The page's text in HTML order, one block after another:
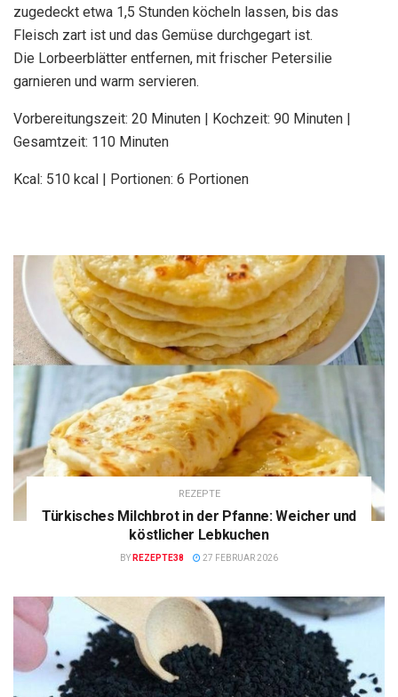
zugedeckt etwa 1,5 Stunden köcheln lassen, bis das
Fleisch zart ist und das Gemüse durchgegart ist.
Die Lorbeerblätter entfernen, mit frischer Petersilie
garnieren und warm servieren.
Vorbereitungszeit: 20 Minuten | Kochzeit: 90 Minuten |
Gesamtzeit: 110 Minuten
Kcal: 510 kcal | Portionen: 6 Portionen
REZEPTE
Türkisches Milchbrot in der Pfanne: Weicher und
köstlicher Lebkuchen
BY REZEPTE38 27 FEBRUAR 2026